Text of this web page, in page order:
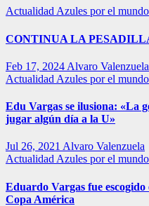
Actualidad Azules por el mundo
CONTINUA LA
Feb 17, 2024 Alvaro Valenzuela
Actualidad Azules por el mundo
Edu Vargas se ilusiona: «La
jugar algún día a la U»
Jul 26, 2021 Alvaro Valenzuela
Actualidad Azules por el mundo
Eduardo Vargas fue
Copa América